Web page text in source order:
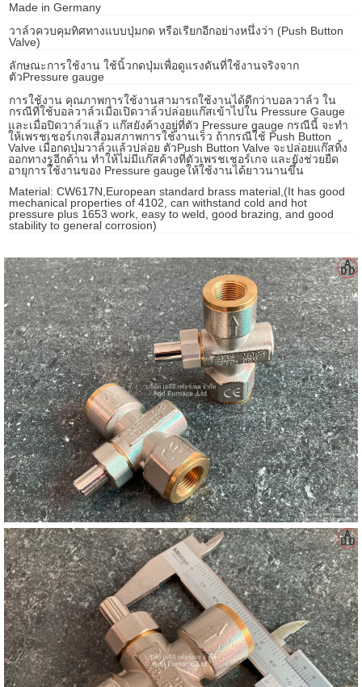
Made in Germany
วาล์วควบคุมทิศทางแบบปุ่มกด หรือเรียกอีกอย่างหนึ่งว่า (Push Button
Valve)
ลักษณะการใช้งาน ใช้นิ้วกดปุ่มเพื่อดูแรงดันที่ใช้งานจริงจาก
ตัวPressure gauge
การใช้งาน คุณภาพการใช้งานสามารถใช้งานได้ดีกว่าบอลวาล์ว ใน
กรณีที่ใช้บอลวาล์วเมื่อเปิดวาล์วปล่อยแก๊สเข้าไปใน Pressure Gauge
และเมื่อปิดวาล์วแล้ว แก๊สยังค้างอยู่ที่ตัว Pressure gauge กรณีนี้ จะทำ
ให้เพรชเชอร์เกจเสื่อมสภาพการใช้งานเร็ว ถ้ากรณีใช้ Push Button
Valve เมื่อกดปุ่มวาล์วแล้วปล่อย ตัวPush Button Valve จะปล่อยแก๊สทิ้ง
ออกทางรูอีกด้าน ทำให้ไม่มีแก๊สค้างที่ตัวเพรชเชอร์เกจ และยังช่วยยืด
อายุการใช้งานของ Pressure gaugeให้ใช้งานได้ยาวนานขึ้น
Material: CW617N,European standard brass material,(It has good
mechanical properties of 4102, can withstand cold and hot
pressure plus 1653 work, easy to weld, good brazing, and good
stability to general corrosion)